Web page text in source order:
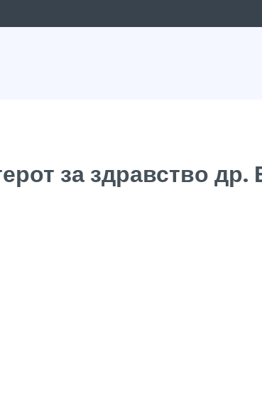
за здравство др.